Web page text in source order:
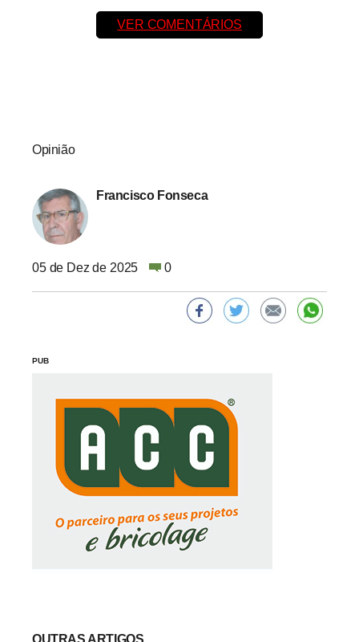
VER COMENTÁRIOS
Opinião
Francisco Fonseca
05 de Dez de 2025 0
PUB
OUTRAS ARTIGOS